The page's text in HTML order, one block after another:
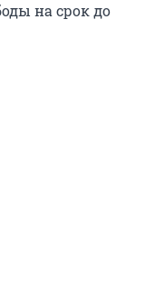
на срок до